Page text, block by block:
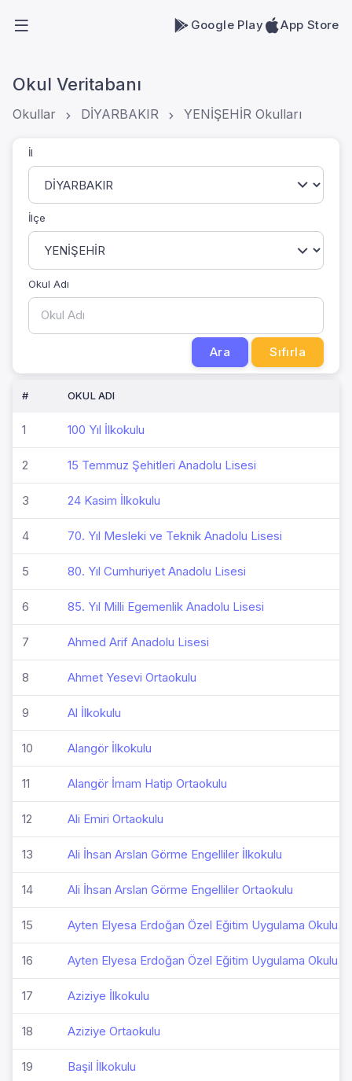
Google Play App Store
Okul Veritabanı
Okullar DİYARBAKIR YENİŞEHİR Okulları
İl
İlçe
Okul Adı
Ara Sıfırla
# OKUL ADI
1 100 Yıl İlkokulu
2 15 Temmuz Şehitleri Anadolu Lisesi
3 24 Kasim İlkokulu
4 70. Yıl Mesleki ve Teknik Anadolu Lisesi
5 80. Yıl Cumhuriyet Anadolu Lisesi
6 85. Yıl Milli Egemenlik Anadolu Lisesi
7 Ahmed Arif Anadolu Lisesi
8 Ahmet Yesevi Ortaokulu
9 Al İlkokulu
10 Alangör İlkokulu
11 Alangör İmam Hatip Ortaokulu
12 Ali Emiri Ortaokulu
13 Ali İhsan Arslan Görme Engelliler İlkokulu
14 Ali İhsan Arslan Görme Engelliler Ortaokulu
15 Ayten Elyesa Erdoğan Özel Eğitim Uygulama Okulu
16 Ayten Elyesa Erdoğan Özel Eğitim Uygulama Okulu
17 Aziziye İlkokulu
18 Aziziye Ortaokulu
19 Başil İlkokulu